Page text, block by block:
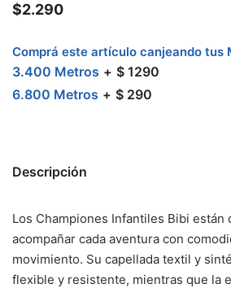
$2.290
Comprá este artículo canjeando tus
3.400 Metros $ 1290
6.800 Metros $ 290
Descripción
Los Championes Infantiles Bibi están
acompañar cada aventura con
movimiento. Su capellada textil y
flexible y resistente, mientras que la